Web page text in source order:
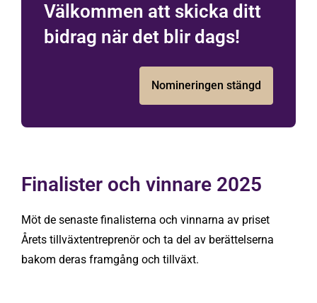
Välkommen att skicka ditt
bidrag när det blir dags!
Nomineringen stängd
Finalister och vinnare 2025
Möt de senaste finalisterna och vinnarna av priset
Årets tillväxtentreprenör och ta del av berättelserna
bakom deras framgång och tillväxt.